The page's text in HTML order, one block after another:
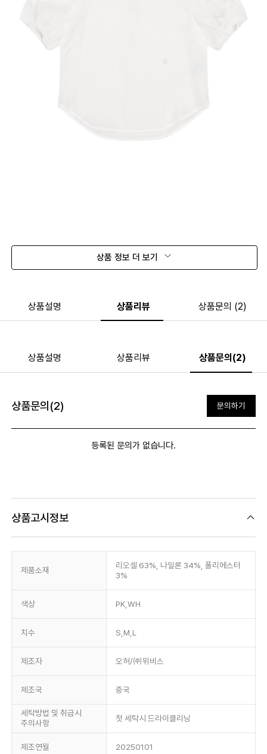
상품 정보 더 보기
상품설명 상품리뷰 상품문의 (2)
상품설명 상품리뷰 상품문의(2)
상품문의(2) 문의하기
등록된 문의가 없습니다.
상품고시정보
제품소재
리오셀 63%, 나일론 34%, 폴리에스터
3%
색상 PK,WH
치수 S,M,L
제조자 오허/㈜위비스
제조국 중국
세탁방법 및 취급시
주의사항
첫 세탁시 드라이클리닝
제조연월 20250101